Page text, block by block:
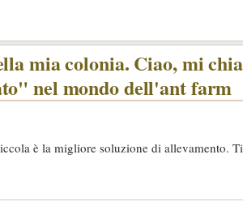
mia colonia. Ciao, mi
nel mondo dell'ant farm
è la migliore soluzione di allevamento.